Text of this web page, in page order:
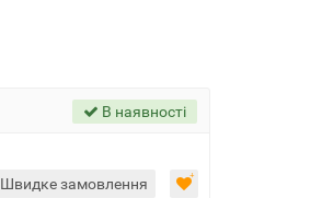
В наявності
Швидке замовлення